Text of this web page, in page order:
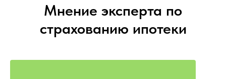
Мнение эксперта по
страхованию ипотеки